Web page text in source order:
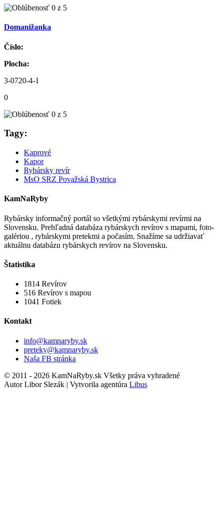
Domanižanka
Číslo:
Plocha:
3-0720-4-1
0
Tagy:
Kaprové
Kapor
Rybársky revír
MsO SRZ Považská Bystrica
KamNaRyby
Rybársky informačný portál so všetkými rybárskymi revírmi na
Slovensku. Prehľadná databáza rybárskych revírov s mapami, foto-
galériou , rybárskymi pretekmi a počasím. Snažíme sa udržiavať
aktuálnu databázu rybárskych revírov na Slovensku.
Štatistika
1814 Revírov
516 Revírov s mapou
1041 Fotiek
Kontakt
info@kamnaryby.sk
preteky@kamnaryby.sk
Naša FB stránka
© 2011 - 2026 KamNaRyby.sk Všetky práva vyhradené
Autor Libor Slezák | Vytvorila agentúra Libus